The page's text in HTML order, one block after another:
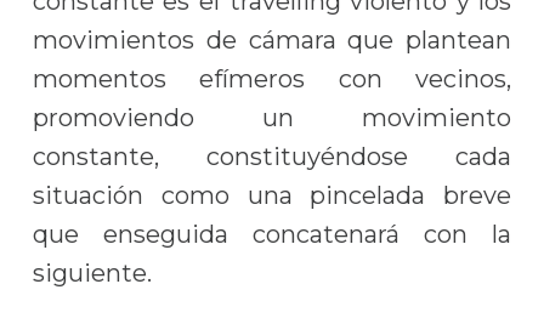
movimientos de cámara que plantean
momentos efímeros con vecinos,
promoviendo un movimiento
constante, constituyéndose cada
situación como una pincelada breve
que enseguida concatenará con la
siguiente.